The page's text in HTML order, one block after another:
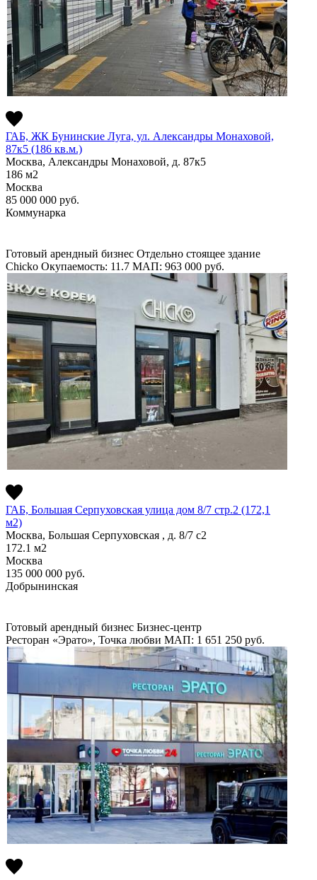
ГАБ, ЖК Бунинские Луга, ул. Александры Монаховой,
87к5 (186 кв.м.)
Москва, Александры Монаховой, д. 87к5
186 м2
Москва
85 000 000 руб.
Коммунарка
Готовый арендный бизнес Отдельно стоящее здание
Chicko Окупаемость: 11.7 МАП: 963 000 руб.
ГАБ, Большая Серпуховская улица дом 8/7 стр.2 (172,1
м2)
Москва, Большая Серпуховская , д. 8/7 с2
172.1 м2
Москва
135 000 000 руб.
Добрынинская
Готовый арендный бизнес Бизнес-центр
Ресторан «Эрато», Точка любви МАП: 1 651 250 руб.